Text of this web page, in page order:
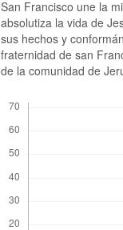
San Francisco une la
absolutiza la vida de
sus hechos y
fraternidad de san
de la comunidad de